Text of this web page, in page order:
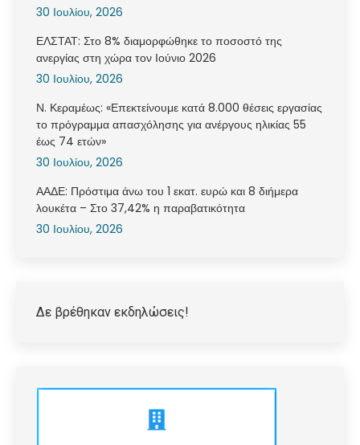
30 Ιουλίου, 2026
ΕΛΣΤΑΤ: Στο 8% διαμορφώθηκε το ποσοστό της
ανεργίας στη χώρα τον Ιούνιο 2026
30 Ιουλίου, 2026
Ν. Κεραμέως: «Επεκτείνουμε κατά 8.000 θέσεις εργασίας
το πρόγραμμα απασχόλησης για ανέργους ηλικίας 55
έως 74 ετών»
30 Ιουλίου, 2026
ΑΑΔΕ: Πρόστιμα άνω του 1 εκατ. ευρώ και 8 διήμερα
λουκέτα – Στο 37,42% η παραβατικότητα
30 Ιουλίου, 2026
Δε βρέθηκαν εκδηλώσεις!